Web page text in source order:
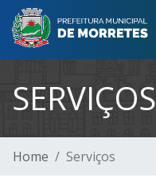
SERVIÇOS
Home Serviços